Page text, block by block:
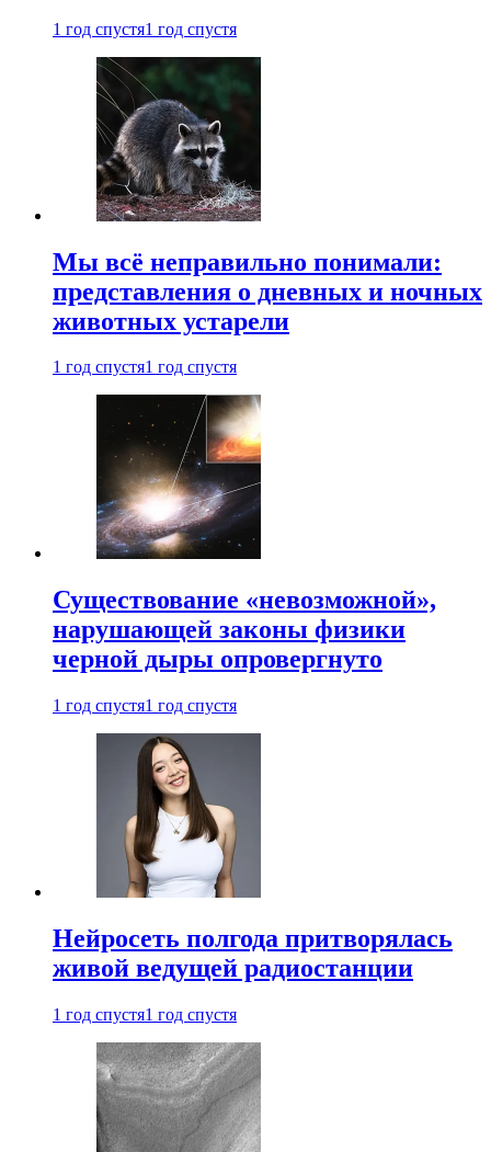
1 год спустя1 год спустя
Мы всё неправильно понимали:
представления о дневных и ночных
животных устарели
1 год спустя1 год спустя
Существование «невозможной»,
нарушающей законы физики
черной дыры опровергнуто
1 год спустя1 год спустя
Нейросеть полгода притворялась
живой ведущей радиостанции
1 год спустя1 год спустя